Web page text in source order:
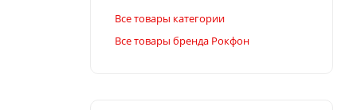
Все товары категории
Все товары бренда Рокфон